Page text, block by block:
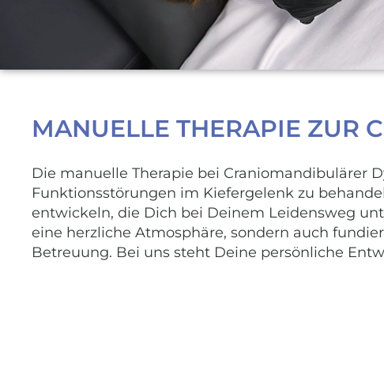
MANUELLE THERAPIE ZUR
Die manuelle Therapie bei Craniomandibulärer
Funktionsstörungen im Kiefergelenk zu
entwickeln, die Dich bei Deinem Leidensweg
eine herzliche Atmosphäre, sondern auch
Betreuung. Bei uns steht Deine persönliche